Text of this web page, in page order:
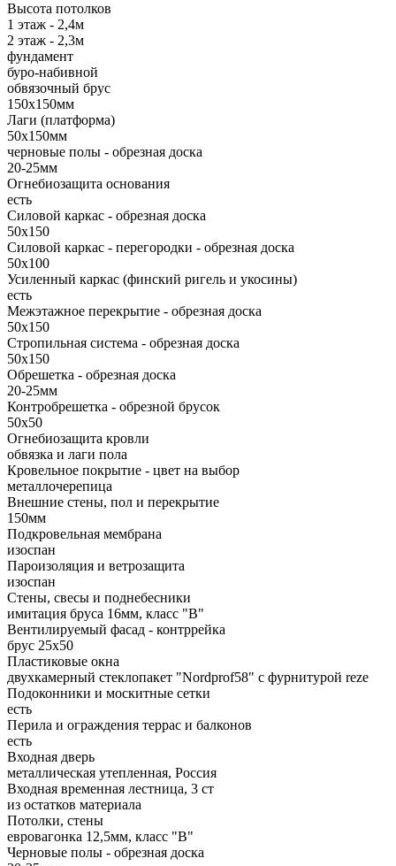
Высота потолков
1 этаж - 2,4м
2 этаж - 2,3м
фундамент
буро-набивной
обвязочный брус
150х150мм
Лаги (платформа)
50х150мм
черновые полы - обрезная доска
20-25мм
Огнебиозащита основания
есть
Силовой каркас - обрезная доска
50х150
Силовой каркас - перегородки - обрезная доска
50х100
Усиленный каркас (финский ригель и укосины)
есть
Межэтажное перекрытие - обрезная доска
50х150
Стропильная система - обрезная доска
50х150
Обрешетка - обрезная доска
20-25мм
Контробрешетка - обрезной брусок
50x50
Огнебиозащита кровли
обвязка и лаги пола
Кровельное покрытие - цвет на выбор
металлочерепица
Внешние стены, пол и перекрытие
150мм
Подкровельная мембрана
изоспан
Пароизоляция и ветрозащита
изоспан
Стены, свесы и поднебесники
имитация бруса 16мм, класс "В"
Вентилируемый фасад - контррейка
брус 25х50
Пластиковые окна
двухкамерный стеклопакет "Nordprof58" c фурнитурой reze
Подоконники и москитные сетки
есть
Перила и ограждения террас и балконов
есть
Входная дверь
металлическая утепленная, Россия
Входная временная лестница, 3 ст
из остатков материала
Потолки, стены
евровагонка 12,5мм, класс "В"
Черновые полы - обрезная доска